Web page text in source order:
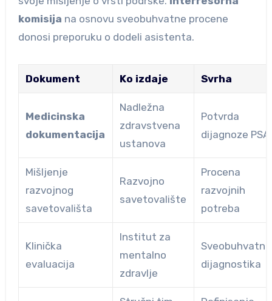
komisija na osnovu sveobuhvatne procene
donosi preporuku o dodeli asistenta.
Dokument Ko izdaje Svrha
Medicinska
dokumentacija
Nadležna
zdravstvena
ustanova
Potvrda
dijagnoze PSA
Mišljenje
razvojnog
savetovališta
Razvojno
savetovalište
Procena
razvojnih
potreba
Klinička
evaluacija
Institut za
mentalno
zdravlje
Sveobuhvatna
dijagnostika